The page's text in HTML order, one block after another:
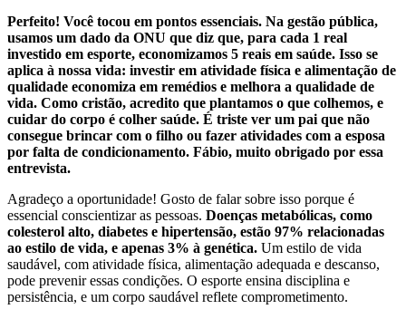
Perfeito! Você tocou em pontos essenciais. Na gestão pública,
usamos um dado da ONU que diz que, para cada 1 real
investido em esporte, economizamos 5 reais em saúde. Isso se
aplica à nossa vida: investir em atividade física e alimentação de
qualidade economiza em remédios e melhora a qualidade de
vida. Como cristão, acredito que plantamos o que colhemos, e
cuidar do corpo é colher saúde. É triste ver um pai que não
consegue brincar com o filho ou fazer atividades com a esposa
por falta de condicionamento. Fábio, muito obrigado por essa
entrevista.
Agradeço a oportunidade! Gosto de falar sobre isso porque é
essencial conscientizar as pessoas. Doenças metabólicas, como
colesterol alto, diabetes e hipertensão, estão 97% relacionadas
ao estilo de vida, e apenas 3% à genética. Um estilo de vida
saudável, com atividade física, alimentação adequada e descanso,
pode prevenir essas condições. O esporte ensina disciplina e
persistência, e um corpo saudável reflete comprometimento.